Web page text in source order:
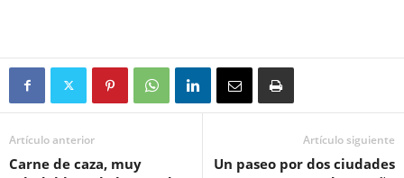
Artículo anterior
Carne de caza, muy
Artículo siguiente
Un paseo por dos ciudades